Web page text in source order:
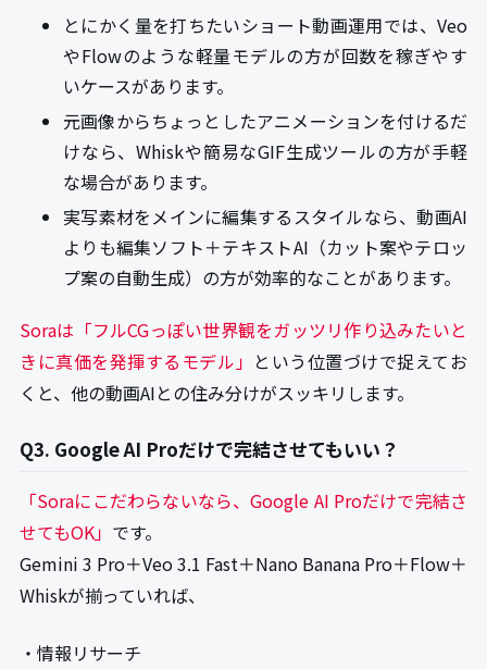
とにかく量を打ちたいショート動画運用では、Veo
やFlowのような軽量モデルの方が回数を稼ぎやす
いケースがあります。
元画像からちょっとしたアニメーションを付けるだ
けなら、Whiskや簡易なGIF生成ツールの方が手軽
な場合があります。
実写素材をメインに編集するスタイルなら、動画AI
よりも編集ソフト＋テキストAI（カット案やテロッ
プ案の自動生成）の方が効率的なことがあります。
Soraは「フルCGっぽい世界観をガッツリ作り込みたいと
きに真価を発揮するモデル」 という位置づけで捉えてお
くと、他の動画AIとの住み分けがスッキリします。
Q3. Google AI Proだけで完結させてもいい？
「Soraにこだわらないなら、Google AI Proだけで完結さ
せてもOK」 です。
Gemini 3 Pro＋Veo 3.1 Fast＋Nano Banana Pro＋Flow＋
Whiskが揃っていれば、
・情報リサーチ